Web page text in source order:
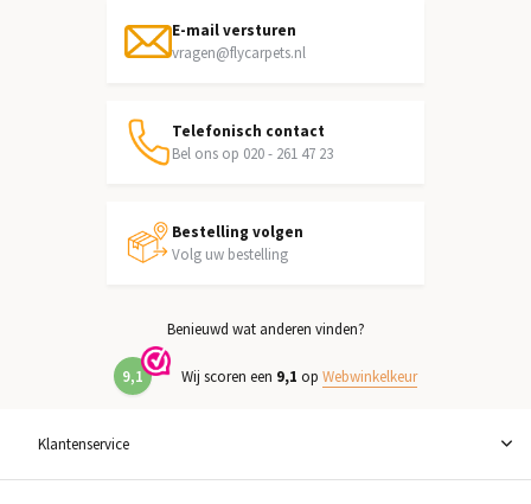
E-mail versturen
vragen@flycarpets.nl
Telefonisch contact
Bel ons op 020 - 261 47 23
Bestelling volgen
Volg uw bestelling
Benieuwd wat anderen vinden?
9,1 Wij scoren een 9,1 op Webwinkelkeur
Klantenservice